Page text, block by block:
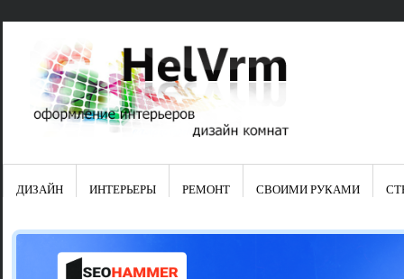
Свежие
Японские
ДИЗАЙН ИНТЕРЬЕРЫ РЕМОНТ СВОИМИ РУКАМИ